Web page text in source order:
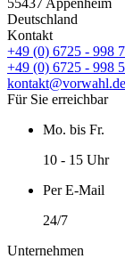
55437 Appenheim
Deutschland
Kontakt
+49 (0) 6725 - 998
+49 (0) 6725 - 998
kontakt@vorwahl.de
Für Sie erreichbar
Mo. bis Fr.
10 - 15 Uhr
Per E-Mail
24/7
Unternehmen